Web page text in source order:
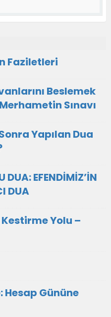
Faziletleri
Beslemek
Sınavı
Yapılan Dua
DUA: EFENDİMİZ’İN
DUA
Kestirme Yolu –
Hesap Gününe